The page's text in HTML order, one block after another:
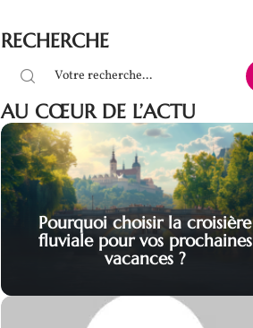
RECHERCHE
AU CŒUR DE L’ACTU
Pourquoi choisir la croisière
fluviale pour vos prochaines
vacances ?